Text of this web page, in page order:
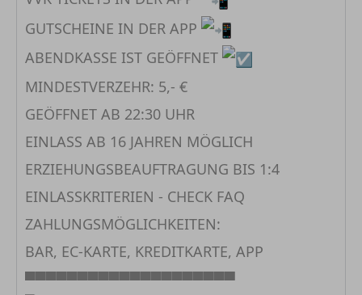
GUTSCHEINE IN DER APP
ABENDKASSE IST GEÖFFNET
MINDESTVERZEHR: 5,- €
GEÖFFNET AB 22:30 UHR
EINLASS AB 16 JAHREN MÖGLICH
ERZIEHUNGSBEAUFTRAGUNG BIS 1:4
EINLASSKRITERIEN - CHECK FAQ
ZAHLUNGSMÖGLICHKEITEN:
BAR, EC-KARTE, KREDITKARTE, APP
▀▀▀▀▀▀▀▀▀▀▀▀▀▀▀▀▀▀▀▀